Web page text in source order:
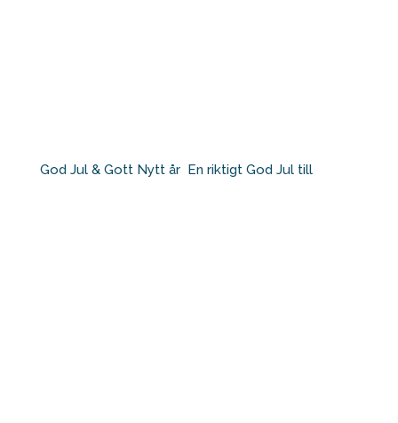
God Jul & Gott Nytt år⁠ ⁠ En riktigt God Jul till